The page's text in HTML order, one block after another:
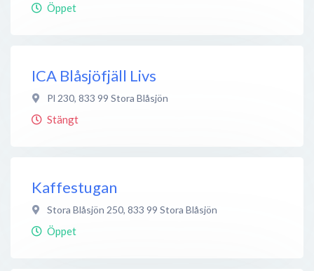
Öppet
ICA Blåsjöfjäll Livs
Pl 230, 833 99 Stora Blåsjön
Stängt
Kaffestugan
Stora Blåsjön 250, 833 99 Stora Blåsjön
Öppet